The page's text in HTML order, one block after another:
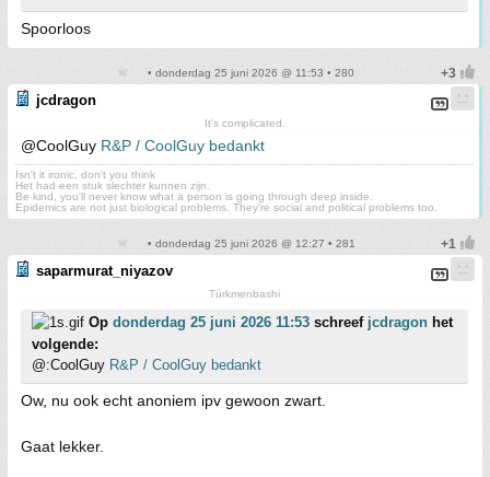
Spoorloos
• donderdag 25 juni 2026 @ 11:53 • 280
jcdragon
It's complicated.
@CoolGuy R&P / CoolGuy bedankt
Isn't it ironic, don't you think
Het had een stuk slechter kunnen zijn.
Be kind, you'll never know what a person is going through deep inside.
Epidemics are not just biological problems. They’re social and political problems too.
• donderdag 25 juni 2026 @ 12:27 • 281
saparmurat_niyazov
Türkmenbashi
Op donderdag 25 juni 2026 11:53 schreef jcdragon het
volgende:
@:CoolGuy R&P / CoolGuy bedankt
Ow, nu ook echt anoniem ipv gewoon zwart.
Gaat lekker.